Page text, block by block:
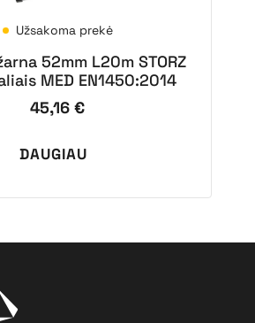
Užsakoma prekė
52mm L20m STORZ
MED EN1450:2014
45,16 €
DAUGIAU